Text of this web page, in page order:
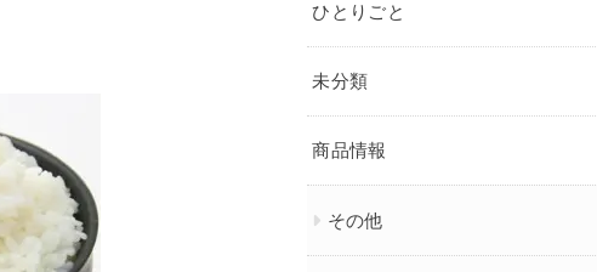
ひとりごと
未分類
商品情報
その他